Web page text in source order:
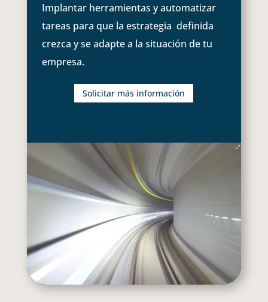
Implantar herramientas y automatizar
tareas para que la estrategia definida
crezca y se adapte a la situación de tu
empresa.
Solicitar más información